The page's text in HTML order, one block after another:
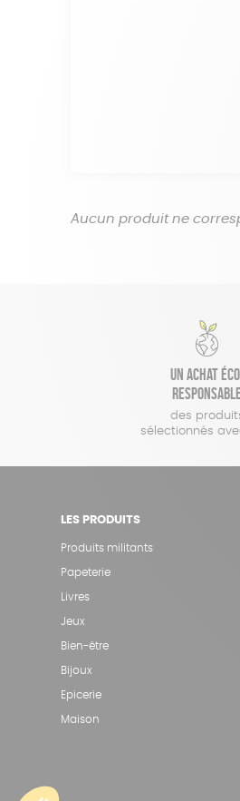
Aucun produit ne
Un achat
responsable
des
sélectionnés
LES PRODUITS
Produits militants
Papeterie
Livres
Jeux
Bien-être
Bijoux
Epicerie
Maison